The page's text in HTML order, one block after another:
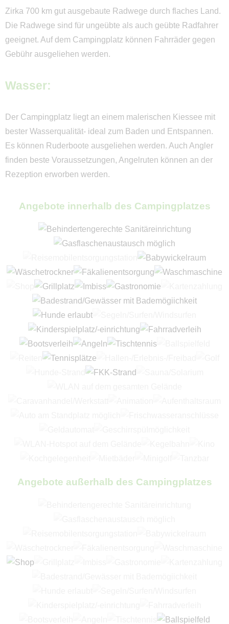
Zirka 700 km gut ausgebaute Radwege durch flaches Land.
Die Radwege sind für ungeübte als auch geübte Radfahrer
geeignet. Auf dem Campingplatz können Fahrräder gegen
Gebühr ausgeliehen werden.
Wasser:
Der Campingplatz liegt an einem malerischen Kiessee mit
bester Wasserqualität- ideal zum Baden und Entspannen.
Es können Ruderboote ausgeliehen werden. Auch Angler
finden beste Voraussetzungen, Angelruten können an der
Rezeption erworben werden.
Angebote innerhalb des Campingplatzes
Angebote außerhalb des Campingplatzes